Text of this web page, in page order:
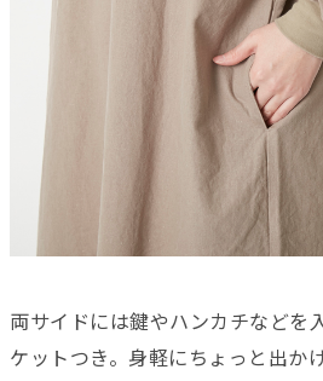
両サイドには鍵やハンカチなどを
ケットつき。身軽にちょっと出か